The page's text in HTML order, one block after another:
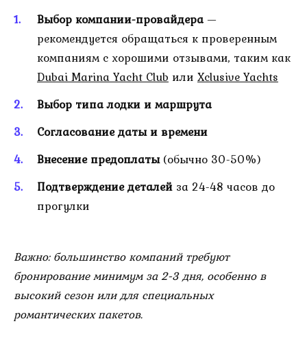
Выбор компании-провайдера—
рекомендуется обращаться к проверенным
компаниям с хорошими отзывами, таким как
Dubai Marina Yacht Club или Xclusive Yachts
Выбор типа лодки и маршрута
Согласование даты и времени
Внесение предоплаты(обычно 30-50%)
Подтверждение деталей за 24-48 часов до
прогулки
Важно: большинство компаний требуют
бронирование минимум за 2-3 дня, особенно в
высокий сезон или для специальных
романтических пакетов.